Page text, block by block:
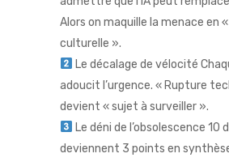
Alors on maquille la menace en
culturelle ».
Le décalage de vélocité
adoucit l’urgence. « Rupture
devient « sujet à surveiller ».
Le déni de l’obsolescence 10
deviennent 3 points en